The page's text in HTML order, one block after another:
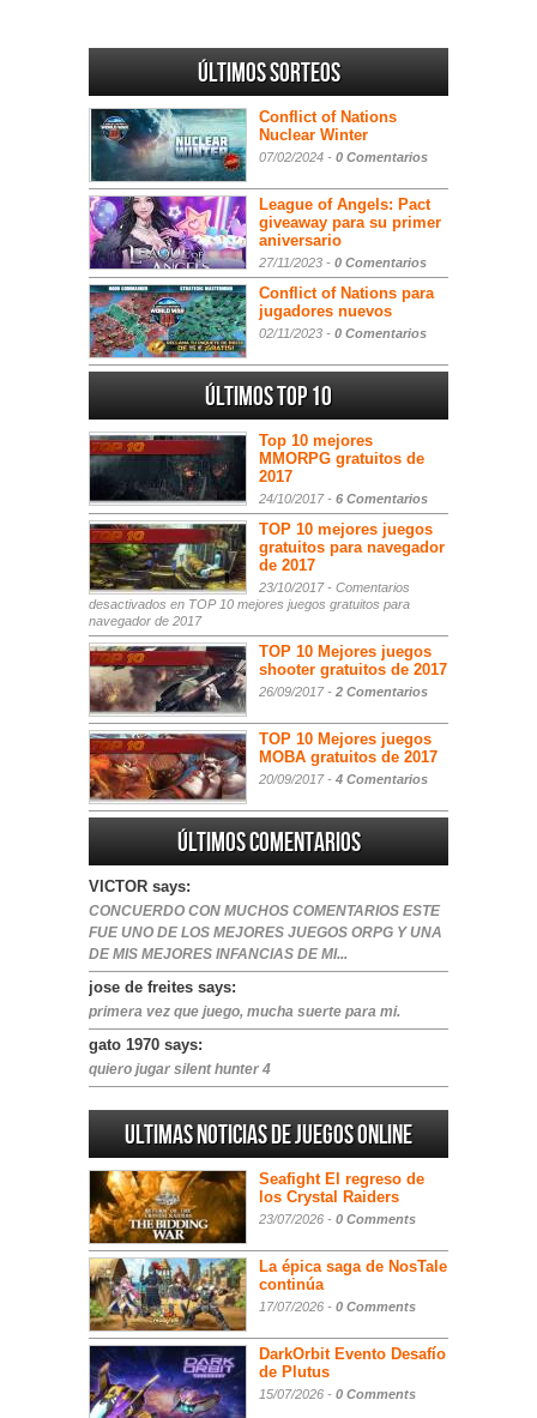
Últimos sorteos
Conflict of Nations
Nuclear Winter
07/02/2024 - 0 Comentarios
League of Angels: Pact
giveaway para su primer
aniversario
27/11/2023 - 0 Comentarios
Conflict of Nations para
jugadores nuevos
02/11/2023 - 0 Comentarios
Últimos Top 10
Top 10 mejores
MMORPG gratuitos de
2017
24/10/2017 - 6 Comentarios
TOP 10 mejores juegos
gratuitos para navegador
de 2017
23/10/2017 - Comentarios
desactivados en TOP 10 mejores juegos gratuitos para
navegador de 2017
TOP 10 Mejores juegos
shooter gratuitos de 2017
26/09/2017 - 2 Comentarios
TOP 10 Mejores juegos
MOBA gratuitos de 2017
20/09/2017 - 4 Comentarios
Últimos comentarios
VICTOR says:
CONCUERDO CON MUCHOS COMENTARIOS ESTE
FUE UNO DE LOS MEJORES JUEGOS ORPG Y UNA
DE MIS MEJORES INFANCIAS DE MI...
jose de freites says:
primera vez que juego, mucha suerte para mi.
gato 1970 says:
quiero jugar silent hunter 4
Ultimas noticias de juegos online
Seafight El regreso de
los Crystal Raiders
23/07/2026 - 0 Comments
La épica saga de NosTale
continúa
17/07/2026 - 0 Comments
DarkOrbit Evento Desafío
de Plutus
15/07/2026 - 0 Comments